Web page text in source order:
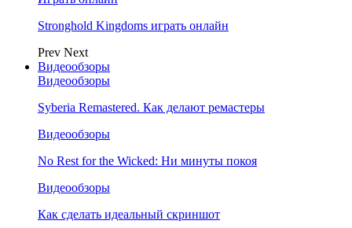
Stronghold Kingdoms играть онлайн
Prev Next
Видеообзоры
Видеообзоры
Syberia Remastered. Как делают ремастеры
Видеообзоры
No Rest for the Wicked: Ни минуты покоя
Видеообзоры
Как сделать идеальный скриншот